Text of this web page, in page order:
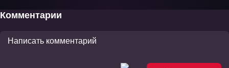
Комментарии